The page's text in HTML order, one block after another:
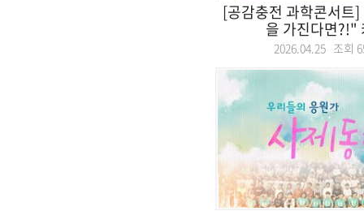
[공감충전 과학콘서트
을 가진다면?!"
2026.04.25 조회